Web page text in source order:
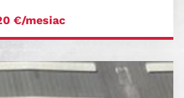
€/mesiac